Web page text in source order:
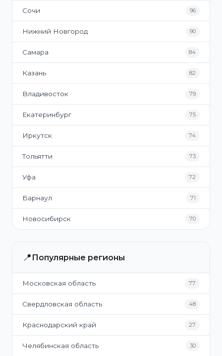
Сочи 96
Нижний Новгород 90
Самара 84
Казань 82
Владивосток 79
Екатеринбург 75
Иркутск 74
Тольятти 73
Уфа 72
Барнаул 71
Новосибирск 70
📍 Популярные регионы
Московская область 77
Свердловская область 48
Краснодарский край 27
Челябинская область 30